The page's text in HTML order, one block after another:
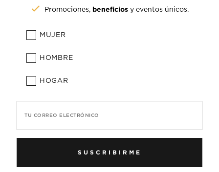
Promociones, beneficios y eventos únicos.
MUJER
HOMBRE
HOGAR
TU CORREO ELECTRÓNICO
SUSCRIBIRME